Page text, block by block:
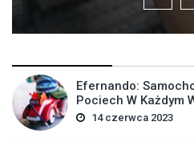
Efernando:
Pociech W Każdym
14 czerwca 2023